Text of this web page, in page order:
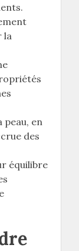
la
peau, en
des
équilibre